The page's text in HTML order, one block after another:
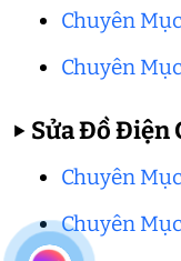
Chuyên
Chuyên
▶ Sửa Đồ Điện
Chuyên
Chuyên